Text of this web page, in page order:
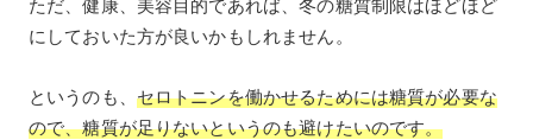
にしておいた方が良いかもしれません。
というのも、 セロトニンを働かせるためには糖質が必要な
ので、糖質が足りないというのも避けたいのです。